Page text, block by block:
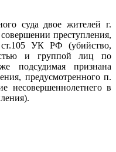
суда двое жителей г.
преступления,
ст.105 УК РФ (убийство,
и группой лиц по
подсудимая признана
предусмотренного п.
несовершеннолетнего в